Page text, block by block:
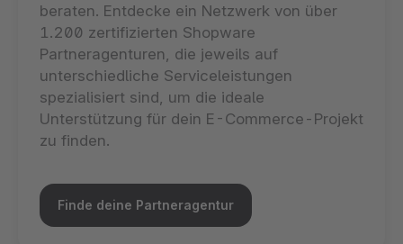
beraten. Entdecke ein Netzwerk von über
1.200 zertifizierten Shopware
Partneragenturen, die jeweils auf
unterschiedliche Serviceleistungen
spezialisiert sind, um die ideale
Unterstützung für dein E-Commerce-Projekt
zu finden.
Finde deine Partneragentur